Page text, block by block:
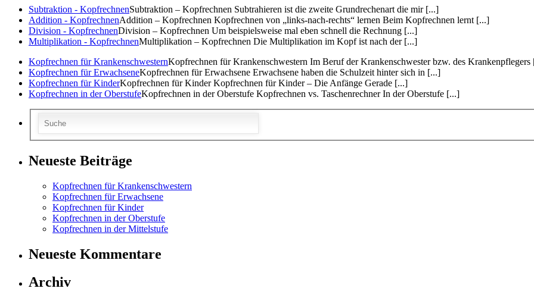
Subtraktion - KopfrechnenSubtraktion – Kopfrechnen Subtrahieren ist die zweite Grundrechenart die mir [...]
Addition - KopfrechnenAddition – Kopfrechnen Kopfrechnen von „links-nach-rechts“ lernen Beim Kopfrechnen lernt [...]
Division - KopfrechnenDivision – Kopfrechnen Um beispielsweise mal eben schnell die Rechnung [...]
Multiplikation - KopfrechnenMultiplikation – Kopfrechnen Die Multiplikation im Kopf ist nach der [...]
Kopfrechnen für KrankenschwesternKopfrechnen für Krankenschwestern Im Beruf der Krankenschwester bzw. des Krankenpflegers
Kopfrechnen für ErwachseneKopfrechnen für Erwachsene Erwachsene haben die Schulzeit hinter sich in [...]
Kopfrechnen für KinderKopfrechnen für Kinder Kopfrechnen für Kinder – Die Anfänge Gerade [...]
Kopfrechnen in der OberstufeKopfrechnen in der Oberstufe Kopfrechnen vs. Taschenrechner In der Oberstufe [...]
Neueste Beiträge
Kopfrechnen für Krankenschwestern
Kopfrechnen für Erwachsene
Kopfrechnen für Kinder
Kopfrechnen in der Oberstufe
Kopfrechnen in der Mittelstufe
Neueste Kommentare
Archiv